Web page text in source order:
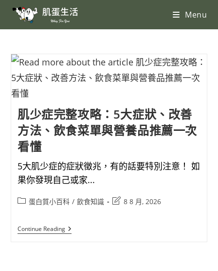
Menu
肌少症完整攻略：5大症狀、改善
方法、飲食菜單與營養品推薦一次
看懂
5大肌少症的症狀徵兆，有的話要特別注意！ 如
果你發現自己或家...
蛋白質小百科 / 飲食知識 8 8 月, 2026
Continue Reading